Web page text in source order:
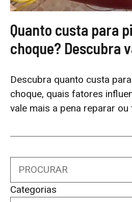
Quanto custa para
choque? Descubra
Descubra quanto custa
choque, quais fatores
vale mais a pena reparar
Search
Categorias